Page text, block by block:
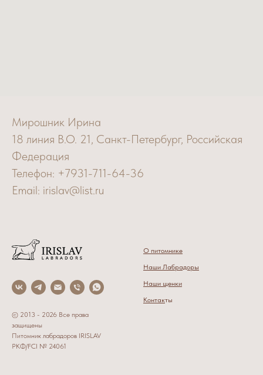
Мирошник Ирина
18 линия В.О. 21, Санкт-Петербург, Российская
Федерация
Телефон: +7931-711-64-36
Email: irislav@list.ru
© 2013 - 2026 Все права
защищены
Питомник лабрадоров IRISLAV
РКФ/FCI № 24061
О питомнике
Наши Лабрадоры
Наши щенки
Контакты